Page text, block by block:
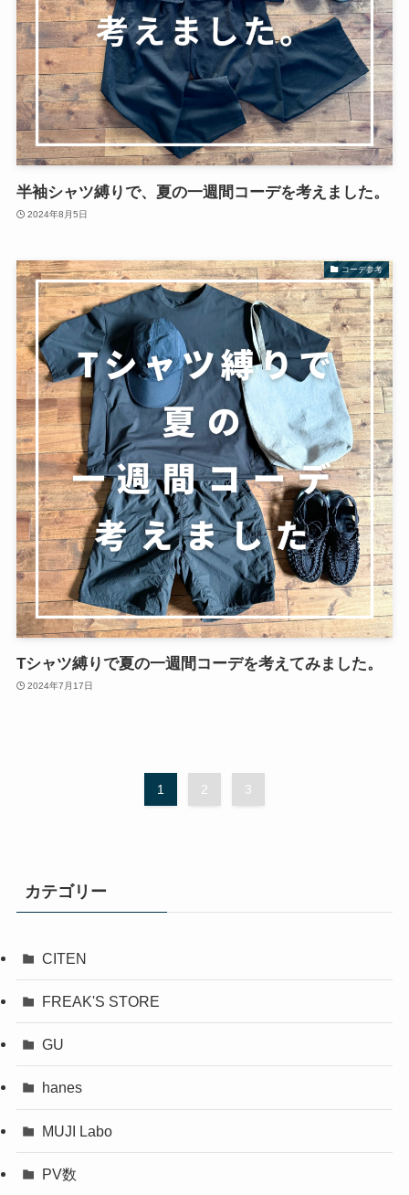
半袖シャツ縛りで、夏の一週間コーデを考えました。
2024年8月5日
コーデ参考
Tシャツ縛りで夏の一週間コーデを考えてみました。
2024年7月17日
1 2 3
カテゴリー
CITEN
FREAK'S STORE
GU
hanes
MUJI Labo
PV数